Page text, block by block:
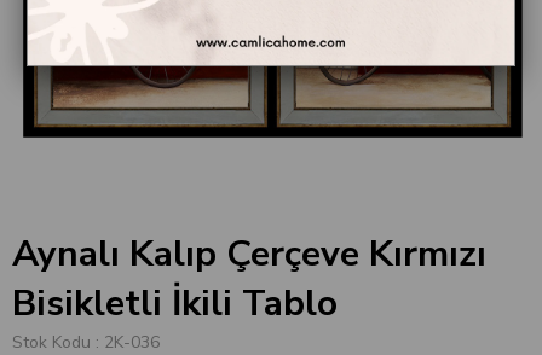
Aynalı Kalıp Çerçeve Kırmızı
Bisikletli İkili Tablo
Stok Kodu
2K-036